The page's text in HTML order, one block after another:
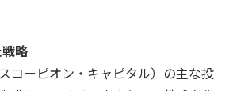
略
コーピオン・キャピタル）の主な投